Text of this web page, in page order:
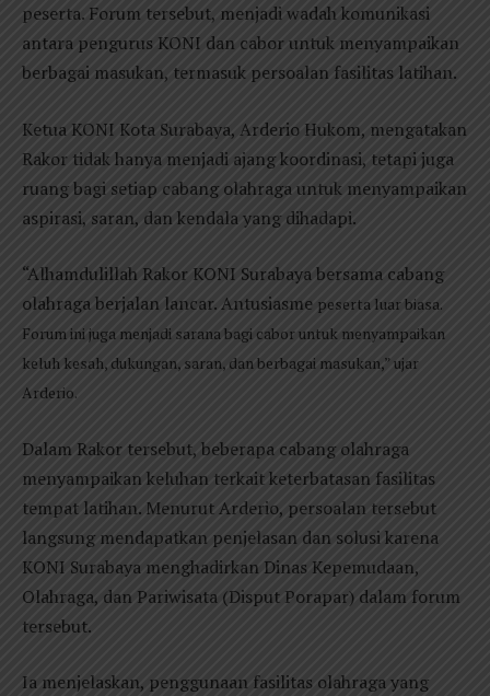
peserta. Forum tersebut, menjadi wadah komunikasi
antara pengurus KONI dan cabor untuk menyampaikan
berbagai masukan, termasuk persoalan fasilitas latihan.
Ketua KONI Kota Surabaya, Arderio Hukom, mengatakan
Rakor tidak hanya menjadi ajang koordinasi, tetapi juga
ruang bagi setiap cabang olahraga untuk menyampaikan
aspirasi, saran, dan kendala yang dihadapi.
“Alhamdulillah Rakor KONI Surabaya bersama cabang
olahraga berjalan lancar. Antusiasme peserta luar biasa.
Forum ini juga menjadi sarana bagi cabor untuk menyampaikan
keluh kesah, dukungan, saran, dan berbagai masukan,” ujar
Arderio.
Dalam Rakor tersebut, beberapa cabang olahraga
menyampaikan keluhan terkait keterbatasan fasilitas
tempat latihan. Menurut Arderio, persoalan tersebut
langsung mendapatkan penjelasan dan solusi karena
KONI Surabaya menghadirkan Dinas Kepemudaan,
Olahraga, dan Pariwisata (Disput Porapar) dalam forum
tersebut.
Ia menjelaskan, penggunaan fasilitas olahraga yang